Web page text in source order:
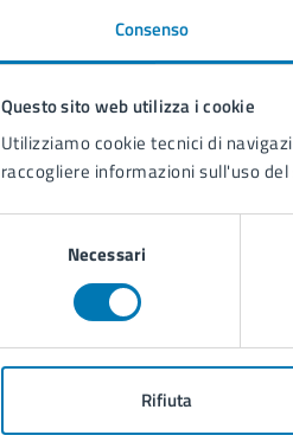
Consenso
Questo sito web utilizza i cookie
Utilizziamo cookie tecnici di
raccogliere informazioni sull'uso
Necessari
Rifiuta